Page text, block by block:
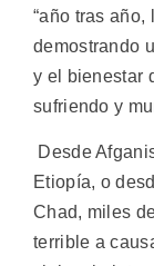
“año tras
demostrando
y el bienestar
sufriendo y
Desde
Etiopía, o
Chad, miles
terrible a